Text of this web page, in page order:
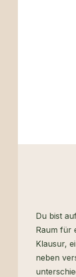
Du bist
Raum für
Klausur,
neben